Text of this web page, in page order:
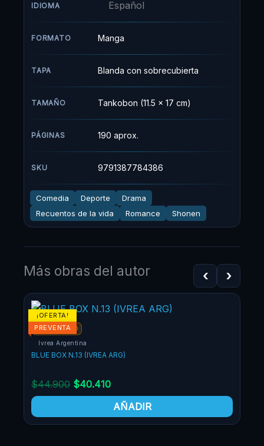
IDIOMA Español
FORMATO Manga
TAPA Blanda con sobrecubierta
TAMAÑO Tankobon (11.5 x 17 cm)
PÁGINAS 190 aprox.
SKU 9791387784386
Comedia Deporte
Drama
Recuentos de la vida
Romance Shonen
Más obras del autor ‹ ›
¡OFERTA!
PREVENTA
POR ENCARGO
Ivrea Argentina
BLUE BOX N.13 (IVREA ARG)
$44.900
original
era:
$40.410
es:
AÑADIR